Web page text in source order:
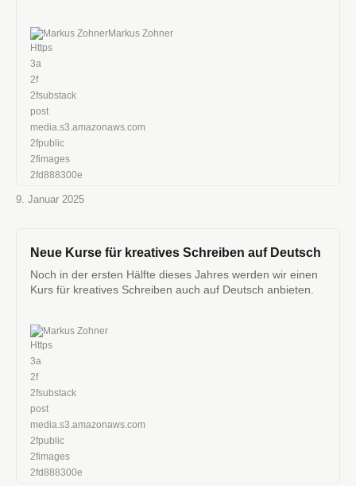
Raubkatzen, Löwen oder Tiger, oder beides, durch einen
engen Tunnel in den Käfig getrieben wurden.
Markus ZohnerMarkus Zohner
9. Januar 2025
Neue Kurse für kreatives Schreiben auf Deutsch
Noch in der ersten Hälfte dieses Jahres werden wir einen
Kurs für kreatives Schreiben auch auf Deutsch anbieten.
Markus Zohner